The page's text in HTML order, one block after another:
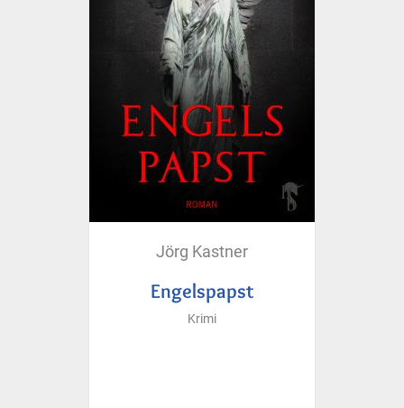
Jörg Kastner
Engelspapst
Krimi